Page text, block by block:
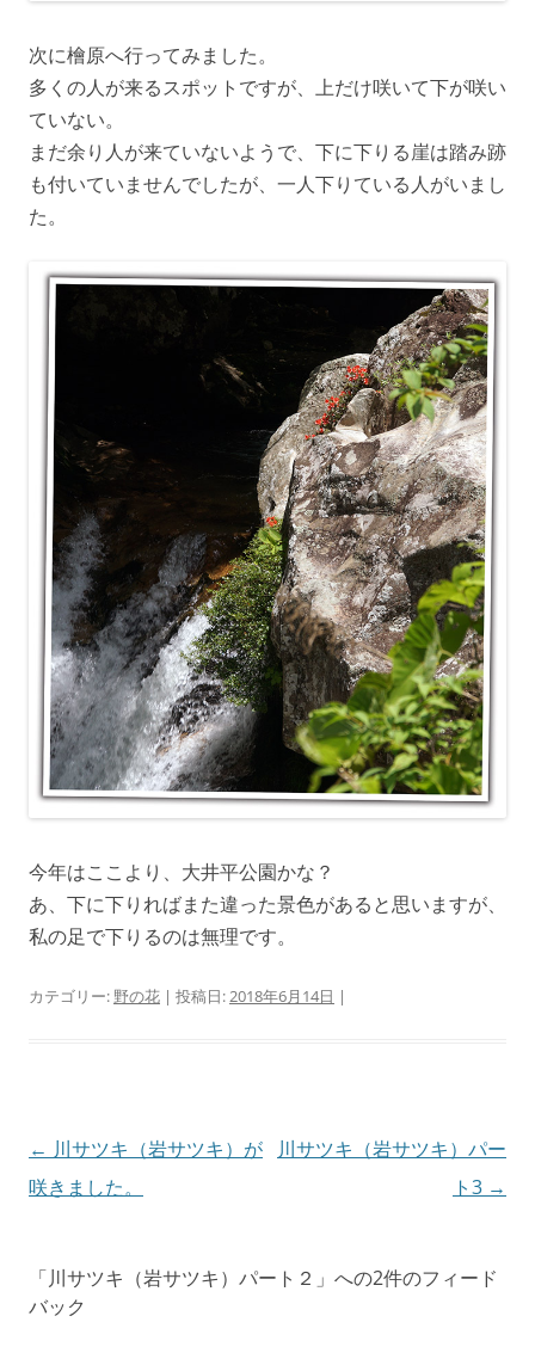
次に檜原へ行ってみました。
多くの人が来るスポットですが、上だけ咲いて下が咲い
ていない。
まだ余り人が来ていないようで、下に下りる崖は踏み跡
も付いていませんでしたが、一人下りている人がいまし
た。
今年はここより、大井平公園かな？
あ、下に下りればまた違った景色があると思いますが、
私の足で下りるのは無理です。
カテゴリー: 野の花 | 投稿日:2018年6月14日 |
投
稿
ビ
ゲ
← 川サツキ（岩サツキ）が
咲きました。
川サツキ（岩サツキ）パー
ト3 →
「川サツキ（岩サツキ）パート２ 」への2件のフィード
バック